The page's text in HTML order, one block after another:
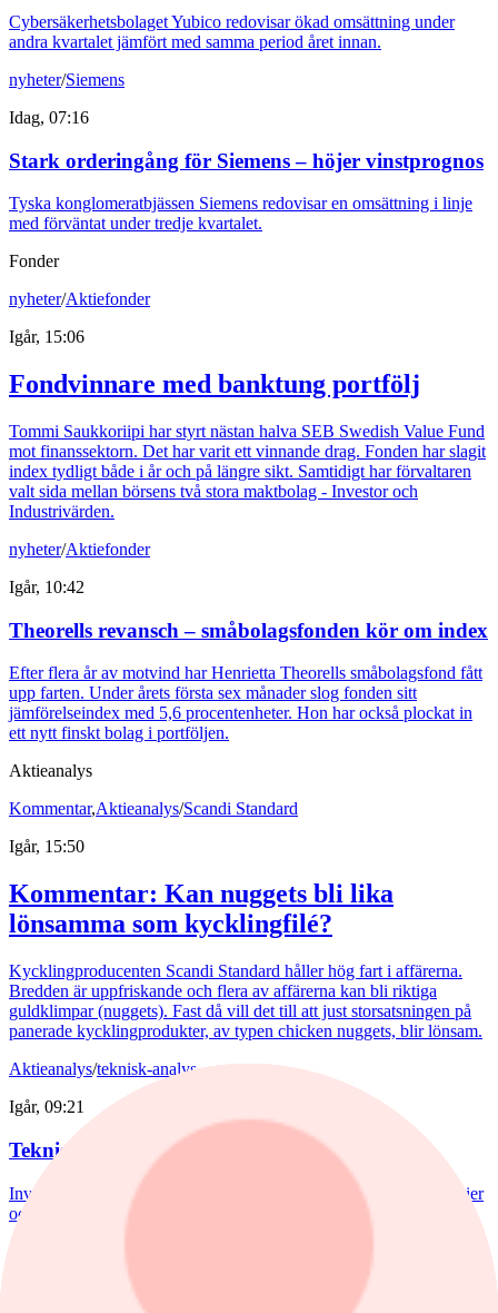
Cybersäkerhetsbolaget Yubico redovisar ökad omsättning under
andra kvartalet jämfört med samma period året innan.
nyheter/Siemens
Idag, 07:16
Stark orderingång för Siemens – höjer vinstprognos
Tyska konglomeratbjässen Siemens redovisar en omsättning i linje
med förväntat under tredje kvartalet.
Fonder
nyheter/Aktiefonder
Igår, 15:06
Fondvinnare med banktung portfölj
Tommi Saukkoriipi har styrt nästan halva SEB Swedish Value Fund
mot finanssektorn. Det har varit ett vinnande drag. Fonden har slagit
index tydligt både i år och på längre sikt. Samtidigt har förvaltaren
valt sida mellan börsens två stora maktbolag - Investor och
Industrivärden.
nyheter/Aktiefonder
Igår, 10:42
Theorells revansch – småbolagsfonden kör om index
Efter flera år av motvind har Henrietta Theorells småbolagsfond fått
upp farten. Under årets första sex månader slog fonden sitt
jämförelseindex med 5,6 procentenheter. Hon har också plockat in
ett nytt finskt bolag i portföljen.
Aktieanalys
Kommentar,Aktieanalys/Scandi Standard
Igår, 15:50
Kommentar: Kan nuggets bli lika
lönsamma som kycklingfilé?
Kycklingproducenten Scandi Standard håller hög fart i affärerna.
Bredden är uppfriskande och flera av affärerna kan bli riktiga
guldklimpar (nuggets). Fast då vill det till att just storsatsningen på
panerade kycklingprodukter, av typen chicken nuggets, blir lönsam.
Aktieanalys/teknisk-analys
Igår, 09:21
Teknisk analys: Köp storbanken
Investtechs analytiker David Östblad lyfter fram två köpvärda aktier
och säljstämplar en.